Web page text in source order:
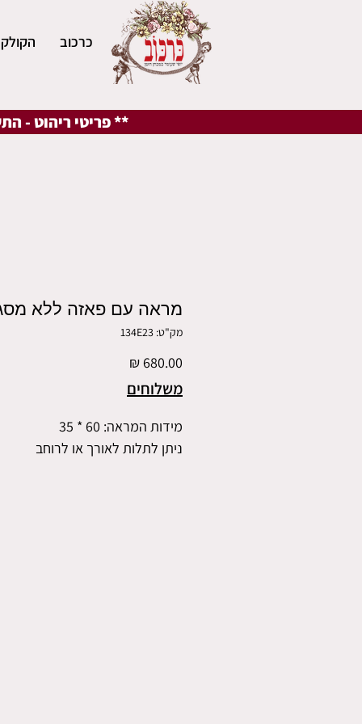
כרכוב
** פריטי ריהוט -
מראה עם פאזה ללא
מק"ט: 134E23
משלוחים
מידות המראה: 60 * 35
ניתן לתלות לאורך או לרוחב